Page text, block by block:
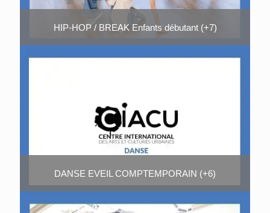
HIP-HOP / BREAK Enfants débutant (+7)
DANSE EVEIL COMPTEMPORAIN (+6)